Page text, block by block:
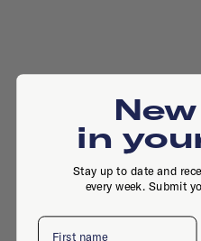
in
Stay up to date and
every week. Submit
First name